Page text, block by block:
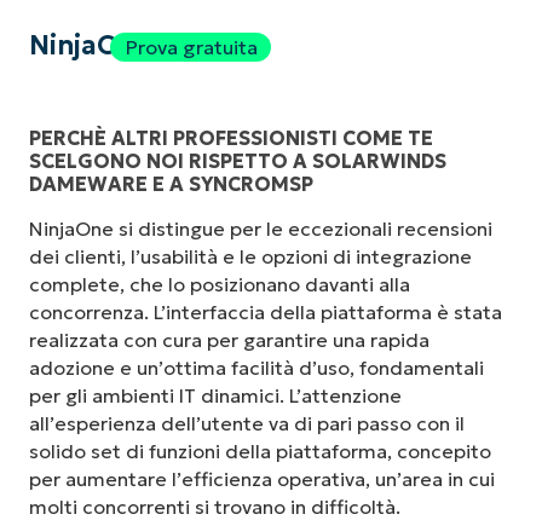
NinjaOneProva gratuita
PERCHÈ ALTRI PROFESSIONISTI COME TE
SCELGONO NOI RISPETTO A SOLARWINDS
DAMEWARE E A SYNCROMSP
NinjaOne si distingue per le eccezionali recensioni
dei clienti, l’usabilità e le opzioni di integrazione
complete, che lo posizionano davanti alla
concorrenza. L’interfaccia della piattaforma è stata
realizzata con cura per garantire una rapida
adozione e un’ottima facilità d’uso, fondamentali
per gli ambienti IT dinamici. L’attenzione
all’esperienza dell’utente va di pari passo con il
solido set di funzioni della piattaforma, concepito
per aumentare l’efficienza operativa, un’area in cui
molti concorrenti si trovano in difficoltà.